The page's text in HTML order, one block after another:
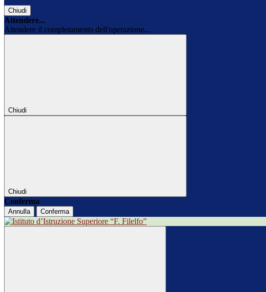
Chiudi
Attendere...
Attendere il completamento dell'operazione...
Chiudi
Chiudi
Conferma
Annulla Conferma